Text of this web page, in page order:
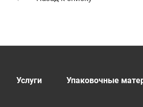
Услуги Упаковочные